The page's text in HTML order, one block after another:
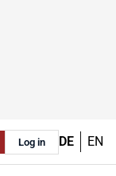
Log in DE EN